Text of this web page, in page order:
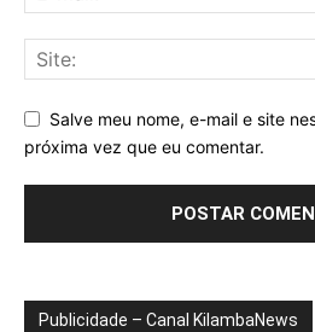
Salve meu nome, e-mail e site
próxima vez que eu comentar.
Publicidade – Canal KilambaNews